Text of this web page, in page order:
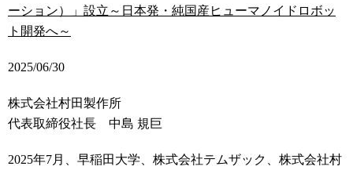
ーション）」設立～日本発・純国産ヒューマノイドロボッ
ト開発へ～
2025/06/30
株式会社村田製作所
代表取締役社長 中島 規巨
2025年7月、早稲田大学、株式会社テムザック、株式会社村